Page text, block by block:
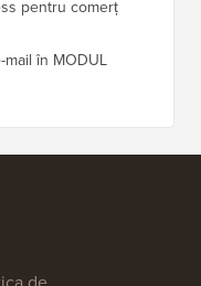
pentru pop-up-
pentru comerț